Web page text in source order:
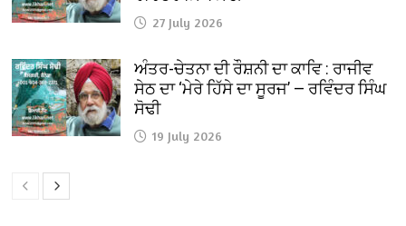
27 July 2026
ਅੰਤਰ-ਚੇਤਨਾ ਦੀ ਰੌਸ਼ਨੀ ਦਾ ਕਾਵਿ : ਰਾਜੀਵ
ਸੇਠ ਦਾ ‘ਮੇਰੇ ਹਿੱਸੇ ਦਾ ਸੂਰਜ’ — ਰਵਿੰਦਰ ਸਿੰਘ
ਸੋਢੀ
19 July 2026